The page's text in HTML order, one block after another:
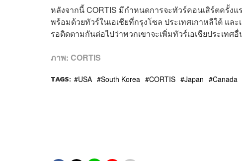
หลังจากนี้ CORTIS มีกำหนดการจะทัวร์คอนเสิร์ตครั้ง
พร้อมด้วยทัวร์ในเอเชียที่กรุงโซล ประเทศเกาหลีใต้ แล
รอติดตามกันต่อไปว่าพวกเขาจะเพิ่มทัวร์เอเชียประเทศ
ภาพ: CORTIS
TAGS: USA South Korea CORTIS Japan Canada